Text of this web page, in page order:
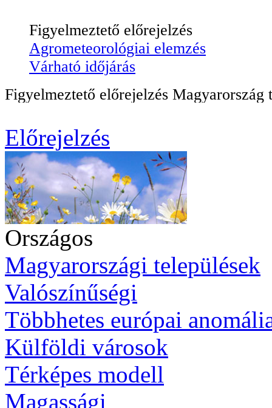
Előrejelzés
Országos
Magyarországi települések
Valószínűségi
Többhetes európai
Külföldi városok
Térképes modell
Magassági